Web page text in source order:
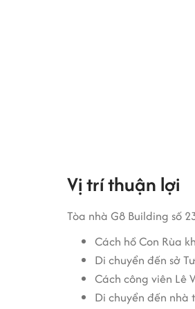
Nước thải được
đảm bảo vệ sinh và
Tòa nhà trang bị
Tòa nhà được
tính, tiết kiệm thời
G8 Building 23
Tòa nhà sử dụng
Vị trí thuận lợi
Tòa nhà G8 Building số
Cách hồ Con Rùa
Di chuyển đến sở
Cách công viên Lê
Di chuyển đến nhà